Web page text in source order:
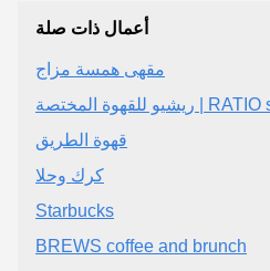
أعمال ذات صلة
مقهى همسة مزاج
قهوة الطريق
كرك وحلا
Starbucks
BREWS coffee and brunch